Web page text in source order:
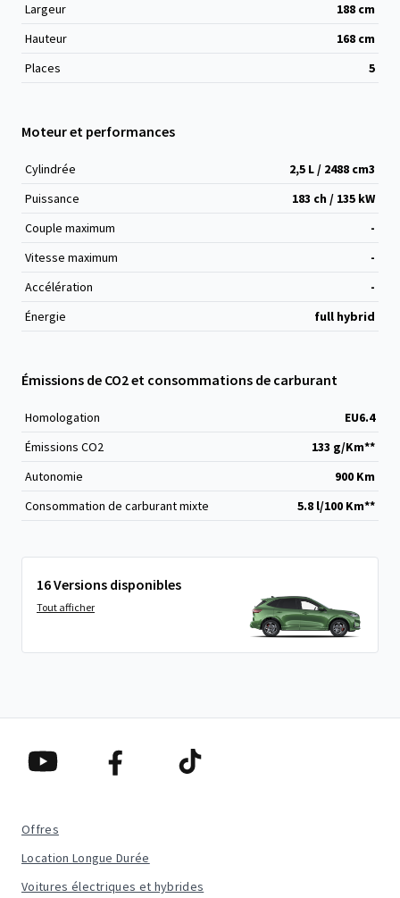
Largeur
188 cm
Hauteur
168 cm
Places
5
Moteur et performances
Cylindrée 2,5 L / 2488 cm3
Puissance
183 ch / 135 kW
Couple maximum
-
Vitesse maximum
-
Accélération
-
Énergie
full hybrid
Émissions de CO2 et consommations de carburant
Homologation
EU6.4
Émissions CO2
133 g/Km**
Autonomie
900 Km
Consommation de carburant mixte
5.8 l/100 Km**
16 Versions disponibles
Tout afficher
Offres
Location Longue Durée
Voitures électriques et hybrides